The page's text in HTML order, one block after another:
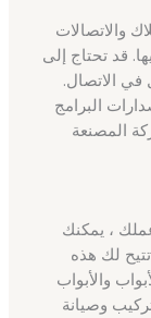
والاتصالات
قد تحتاج إلى
في الاتصال.
البرامج
المصنعة
، يمكنك
لك هذه
والأبواب
وصيانة